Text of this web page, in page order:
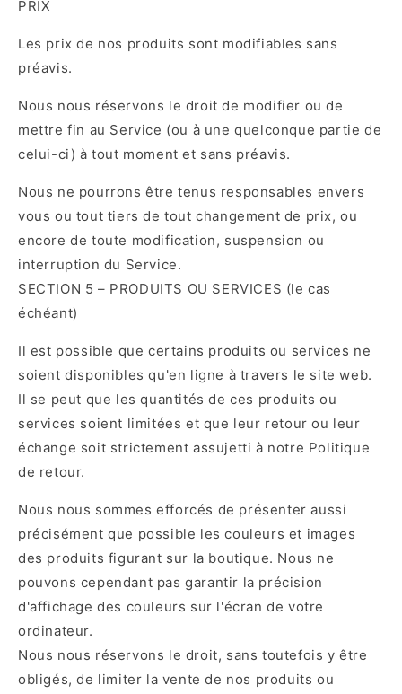
PRIX
Les prix de nos produits sont modifiables sans
préavis.
Nous nous réservons le droit de modifier ou de
mettre fin au Service (ou à une quelconque partie de
celui-ci) à tout moment et sans préavis.
Nous ne pourrons être tenus responsables envers
vous ou tout tiers de tout changement de prix, ou
encore de toute modification, suspension ou
interruption du Service.
SECTION 5 – PRODUITS OU SERVICES (le cas
échéant)
Il est possible que certains produits ou services ne
soient disponibles qu'en ligne à travers le site web.
Il se peut que les quantités de ces produits ou
services soient limitées et que leur retour ou leur
échange soit strictement assujetti à notre Politique
de retour.
Nous nous sommes efforcés de présenter aussi
précisément que possible les couleurs et images
des produits figurant sur la boutique. Nous ne
pouvons cependant pas garantir la précision
d'affichage des couleurs sur l'écran de votre
ordinateur.
Nous nous réservons le droit, sans toutefois y être
obligés, de limiter la vente de nos produits ou